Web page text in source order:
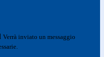
Verrà inviato un messaggio